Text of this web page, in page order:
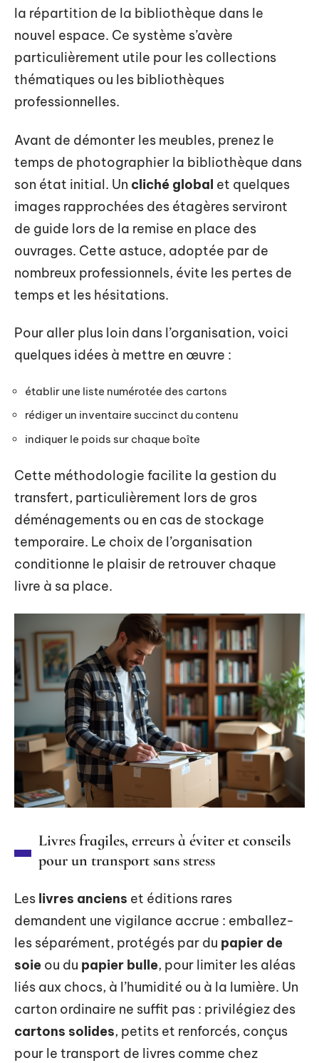
la répartition de la bibliothèque dans le
nouvel espace. Ce système s’avère
particulièrement utile pour les collections
thématiques ou les bibliothèques
professionnelles.
Avant de démonter les meubles, prenez le
temps de photographier la bibliothèque dans
son état initial. Un cliché global et quelques
images rapprochées des étagères serviront
de guide lors de la remise en place des
ouvrages. Cette astuce, adoptée par de
nombreux professionnels, évite les pertes de
temps et les hésitations.
Pour aller plus loin dans l’organisation, voici
quelques idées à mettre en œuvre :
établir une liste numérotée des cartons
rédiger un inventaire succinct du contenu
indiquer le poids sur chaque boîte
Cette méthodologie facilite la gestion du
transfert, particulièrement lors de gros
déménagements ou en cas de stockage
temporaire. Le choix de l’organisation
conditionne le plaisir de retrouver chaque
livre à sa place.
Livres fragiles, erreurs à éviter et conseils
pour un transport sans stress
Les livres anciens et éditions rares
demandent une vigilance accrue : emballez-
les séparément, protégés par du papier de
soie ou du papier bulle, pour limiter les aléas
liés aux chocs, à l’humidité ou à la lumière. Un
carton ordinaire ne suffit pas : privilégiez des
cartons solides, petits et renforcés, conçus
pour le transport de livres comme chez